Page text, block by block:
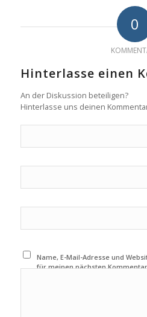
0
Hinterlasse einen
An der Diskussion beteiligen?
Hinterlasse uns deinen
Name, E-Mail-Adresse und
für meinen nächsten